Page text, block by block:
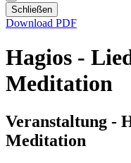
Schließen
Download PDF
Hagios -
Meditation
Veranstaltung -
Meditation